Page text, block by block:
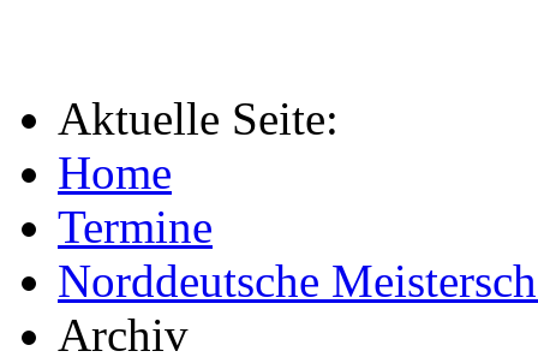
Aktuelle Seite:
Home
Termine
Norddeutsche
Archiv